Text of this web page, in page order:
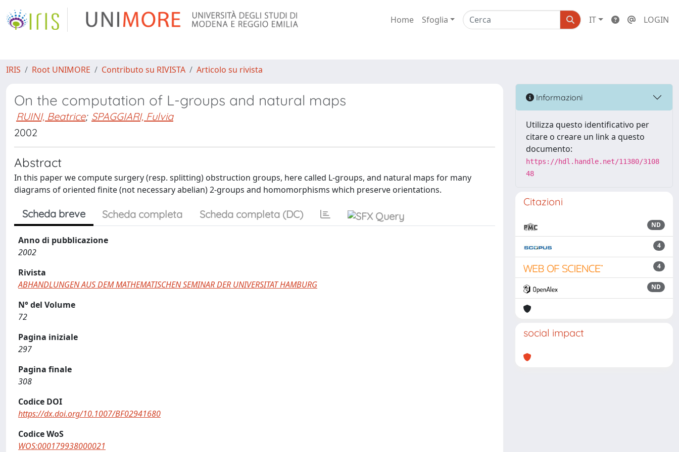
Home Sfoglia IT LOGIN
IRIS Root UNIMORE Contributo su RIVISTA Articolo su rivista
On the computation of L-groups and natural maps
RUINI, Beatrice; SPAGGIARI, Fulvia
2002
Abstract
In this paper we compute surgery (resp. splitting) obstruction groups, here called L-groups, and natural maps for many
diagrams of oriented finite (not necessary abelian) 2-groups and homomorphisms which preserve orientations.
Scheda breve Scheda completa Scheda completa (DC)
Anno di pubblicazione
2002
Rivista
ABHANDLUNGEN AUS DEM MATHEMATISCHEN SEMINAR DER UNIVERSITAT HAMBURG
N° del Volume
72
Pagina iniziale
297
Pagina finale
308
Codice DOI
https://dx.doi.org/10.1007/BF02941680
Codice WoS
WOS:000179938000021
Informazioni
Utilizza questo identificativo per
citare o creare un link a questo
documento:
https://hdl.handle.net/11380/3108
48
Citazioni
ND
4
4
ND
social impact